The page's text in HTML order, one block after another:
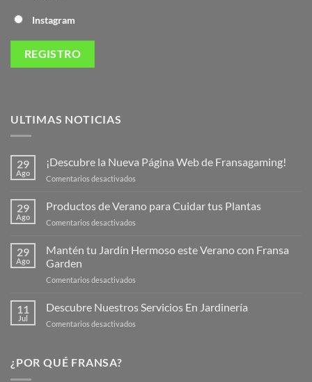
Instagram
ULTIMAS NOTICIAS
29
Ago
¡Descubre la Nueva Página Web de Fransagaming!
Comentarios desactivados
Nueva
de
29
Ago
Productos de Verano para Cuidar tus Plantas
Comentarios desactivados
de
Plantas
29
Ago
Mantén tu Jardín Hermoso este Verano con Fransa
Garden
Comentarios desactivados
tu
11
Jul
Descubre Nuestros Servicios En Jardinería
Comentarios desactivados
¿POR QUÉ FRANSA?